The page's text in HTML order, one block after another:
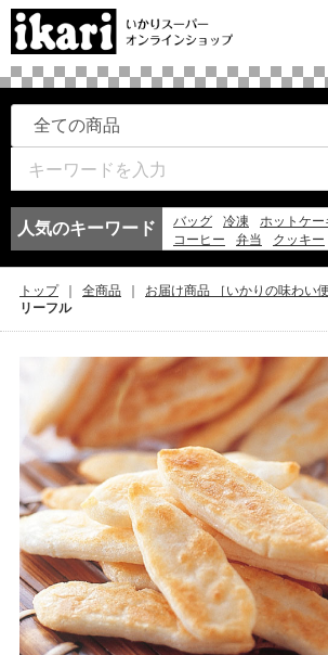
人気のキーワード バッグ 冷凍 ホットケー
コーヒー
弁当 クッキー
フルーツ
ゼリー
トップ 全商品 お届け商品 ［いかりの味わい便
リーフル